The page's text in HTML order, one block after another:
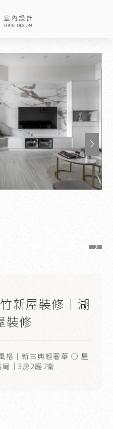
新屋裝修｜湖
裝修
格｜新古典輕奢華 ○ 屋
｜3房2廳2衛